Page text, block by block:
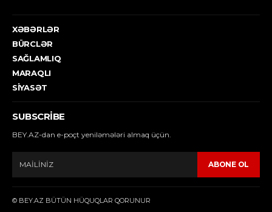
XƏBƏRLƏR
BÜRCLƏR
SAĞLAMLIQ
MARAQLI
SIYASƏT
SUBSCRIBE
BEY.AZ-dan e-poçt yeniləmələri almaq üçün.
ABONE OL
© BEY.AZ BÜTÜN HÜQUQLAR QORUNUR